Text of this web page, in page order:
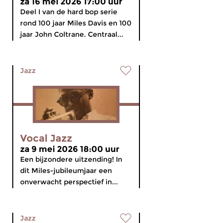
Deel I van de hard bop serie
rond 100 jaar Miles Davis en 100
jaar John Coltrane. Centraal...
Jazz
Vocal Jazz
za 9 mei 2026 18:00 uur
Een bijzondere uitzending! In
dit Miles-jubileumjaar een
onverwacht perspectief in...
Jazz